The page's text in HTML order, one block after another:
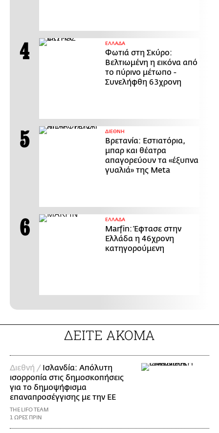
ΕΛΛΑΔΑ
Φωτιά στη Σκύρο:
Βελτιωμένη η εικόνα από
το πύρινο μέτωπο -
Συνελήφθη 63χρονη
ΔΙΕΘΝΗ
Βρετανία: Εστιατόρια,
μπαρ και θέατρα
απαγορεύουν τα «έξυπνα
γυαλιά» της Meta
ΕΛΛΑΔΑ
Marfin: Έφτασε στην
Ελλάδα η 46χρονη
κατηγορούμενη
ΔΕΙΤΕ ΑΚΟΜΑ
Διεθνή / Ισλανδία: Απόλυτη
ισορροπία στις δημοσκοπήσεις
για το δημοψήφισμα
επαναπροσέγγισης με την ΕΕ
THE LIFO TEAM
1 ΩΡΕΣ ΠΡΙΝ